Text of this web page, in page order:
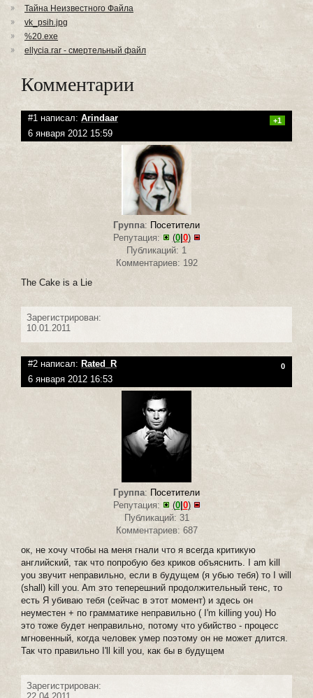
Тайна Неизвестного Файла
vk_psih.jpg
%20.exe
ellycia.rar - смертельный файл
Комментарии
#1 написал: Arindaar +1
6 января 2012 15:59
Группа: Посетители
Репутация:
(0| 0)
Публикаций: 1
Комментариев: 192
The Cake is a Lie
Зарегистрирован:
10.01.2011
#2 написал: Rated_R 0
6 января 2012 16:53
Группа: Посетители
Репутация:
(0|0)
Публикаций: 31
Комментариев: 687
ок, не хочу чтобы на меня гнали что я всегда критикую
английский, так что попробую без криков объяснить. I am kill
you звучит неправильно, если в будущем (я убью тебя) то I will
(shall) kill you. Am это теперешний продолжительный тенс, то
есть Я убиваю тебя (сейчас в этот момент) и здесь он
неуместен + по грамматике неправильно ( I'm killing you) Но
это тоже будет неправильно, потому что убийство - процесс
мгновенный, когда человек умер поэтому он не может длится.
Так что правильно I'll kill you, как бы в будущем
Зарегистрирован: